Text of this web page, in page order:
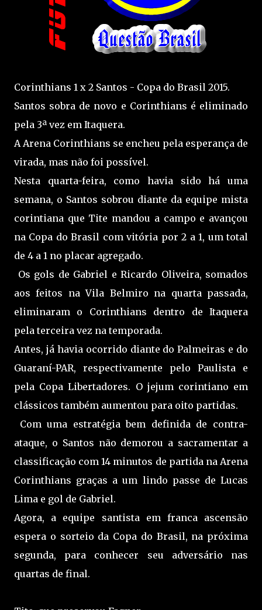
Corinthians 1 x 2 Santos - Copa do Brasil 2015.
Santos sobra de novo e Corinthians é eliminado
pela 3ª vez em Itaquera.
A Arena Corinthians se encheu pela esperança de
virada, mas não foi possível.
Nesta quarta-feira, como havia sido há uma
semana, o Santos sobrou diante da equipe mista
corintiana que Tite mandou a campo e avançou
na Copa do Brasil com vitória por 2 a 1, um total
de 4 a 1 no placar agregado.
Os gols de Gabriel e Ricardo Oliveira, somados
aos feitos na Vila Belmiro na quarta passada,
eliminaram o Corinthians dentro de Itaquera
pela terceira vez na temporada.
Antes, já havia ocorrido diante do Palmeiras e do
Guaraní-PAR, respectivamente pelo Paulista e
pela Copa Libertadores. O jejum corintiano em
clássicos também aumentou para oito partidas.
Com uma estratégia bem definida de contra-
ataque, o Santos não demorou a sacramentar a
classificação com 14 minutos de partida na Arena
Corinthians graças a um lindo passe de Lucas
Lima e gol de Gabriel.
Agora, a equipe santista em franca ascensão
espera o sorteio da Copa do Brasil, na próxima
segunda, para conhecer seu adversário nas
quartas de final.